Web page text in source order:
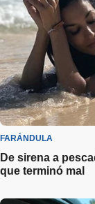
FARÁNDULA
De sirena a
que terminó mal